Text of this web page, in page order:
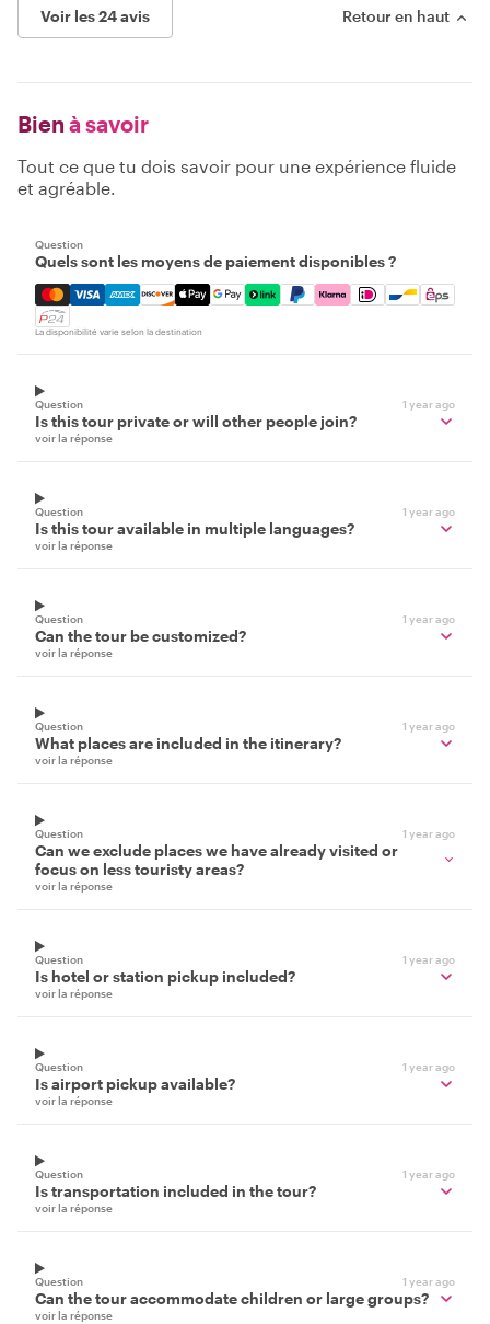
Voir les 24 avis Retour en haut
Bien à savoir
Tout ce que tu dois savoir pour une expérience fluide
et agréable.
Question
Quels sont les moyens de paiement disponibles ?
Mastercard, Visa, Amex, Discover, Apple Pay, Google
La disponibilité varie selon la destination
Question 1 year ago
Is this tour private or will other people join?
voir la réponse
Question 1 year ago
Is this tour available in multiple languages?
voir la réponse
Question 1 year ago
Can the tour be customized?
voir la réponse
Question 1 year ago
What places are included in the itinerary?
voir la réponse
Question 1 year ago
Can we exclude places we have already visited or
focus on less touristy areas?
voir la réponse
Question 1 year ago
Is hotel or station pickup included?
voir la réponse
Question 1 year ago
Is airport pickup available?
voir la réponse
Question 1 year ago
Is transportation included in the tour?
voir la réponse
Question 1 year ago
Can the tour accommodate children or large groups?
voir la réponse